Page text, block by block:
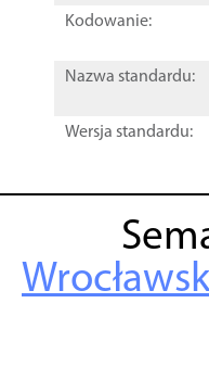
Kodowanie:
Nazwa standardu:
Wersja standardu: